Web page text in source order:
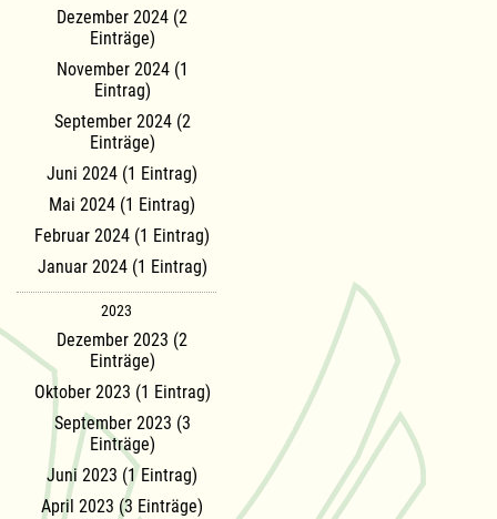
Dezember 2024 (2
Einträge)
November 2024 (1
Eintrag)
September 2024 (2
Einträge)
Juni 2024 (1 Eintrag)
Mai 2024 (1 Eintrag)
Februar 2024 (1 Eintrag)
Januar 2024 (1 Eintrag)
2023
Dezember 2023 (2
Einträge)
Oktober 2023 (1 Eintrag)
September 2023 (3
Einträge)
Juni 2023 (1 Eintrag)
April 2023 (3 Einträge)